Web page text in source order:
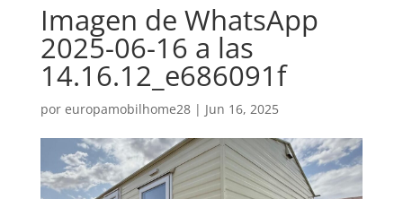
Imagen de WhatsApp
2025-06-16 a las
14.16.12_e686091f
por europamobilhome28| Jun 16, 2025